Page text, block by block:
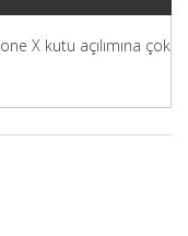
X kutu açılımına çok